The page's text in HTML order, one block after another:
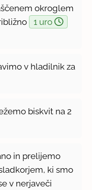
okroglem
1 uro
v hladilnik za
biskvit na 2
in prelijemo
ki smo
v nerjaveči